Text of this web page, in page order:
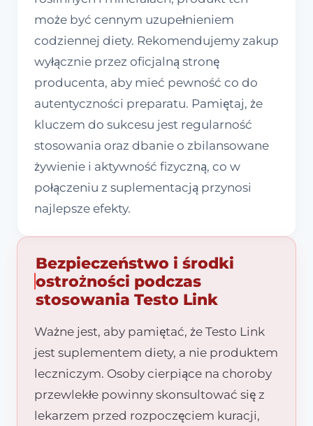
może być cennym uzupełnieniem
codziennej diety. Rekomendujemy zakup
wyłącznie przez oficjalną stronę
producenta, aby mieć pewność co do
autentyczności preparatu. Pamiętaj, że
kluczem do sukcesu jest regularność
stosowania oraz dbanie o zbilansowane
żywienie i aktywność fizyczną, co w
połączeniu z suplementacją przynosi
najlepsze efekty.
Bezpieczeństwo i środki
ostrożności podczas
stosowania Testo Link
Ważne jest, aby pamiętać, że Testo Link
jest suplementem diety, a nie produktem
leczniczym. Osoby cierpiące na choroby
przewlekłe powinny skonsultować się z
lekarzem przed rozpoczęciem kuracji,